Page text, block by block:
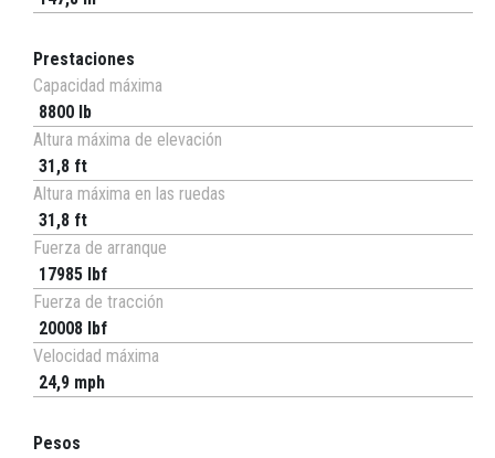
Prestaciones
Capacidad máxima
8800 lb
Altura máxima de elevación
31,8 ft
Altura máxima en las ruedas
31,8 ft
Fuerza de arranque
17985 lbf
Fuerza de tracción
20008 lbf
Velocidad máxima
24,9 mph
Pesos